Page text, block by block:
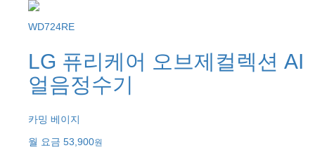
WD724RE
LG 퓨리케어 오브제컬렉션 AI
얼음정수기
카밍 베이지
월 요금 53,900원